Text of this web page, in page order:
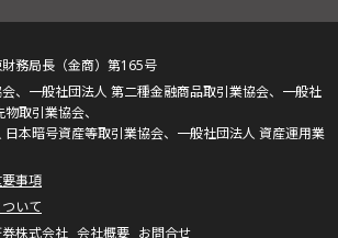
務局長（金商）第165号
、一般社団法人 第二種金融商品取引業協会、一般社
取引業協会、
日本暗号資産等取引業協会、一般社団法人 資産運用業
事項
いて
株式会社 会社概要 お問合せ